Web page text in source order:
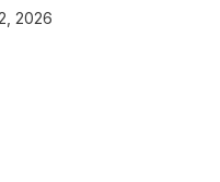
2026